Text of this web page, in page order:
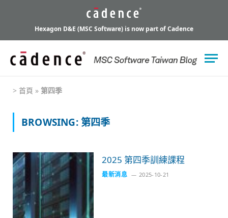
Hexagon D&E (MSC Software) is now part of Cadence
> 首頁 » 第四季
BROWSING:第四季
2025 第四季訓練課程
最新消息 2025-10-21